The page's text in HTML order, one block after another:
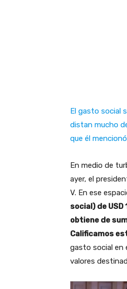
El gasto social
distan mucho
que él
En medio de
ayer, el
V. En ese
social) de
obtiene de
Calificamos
gasto social en
valores